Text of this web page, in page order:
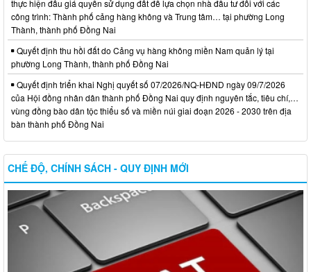
thực hiện đấu giá quyền sử dụng đất để lựa chọn nhà đầu tư đối với các
công trình: Thành phố cảng hàng không và Trung tâm… tại phường Long
Thành, thành phố Đồng Nai
Quyết định thu hồi đất do Cảng vụ hàng không miền Nam quản lý tại
phường Long Thành, thành phố Đồng Nai
Quyết định triển khai Nghị quyết số 07/2026/NQ-HĐND ngày 09/7/2026
của Hội đồng nhân dân thành phố Đồng Nai quy định nguyên tắc, tiêu chí,…
vùng đồng bào dân tộc thiểu số và miền núi giai đoạn 2026 - 2030 trên địa
bàn thành phố Đồng Nai
CHẾ ĐỘ, CHÍNH SÁCH - QUY ĐỊNH MỚI